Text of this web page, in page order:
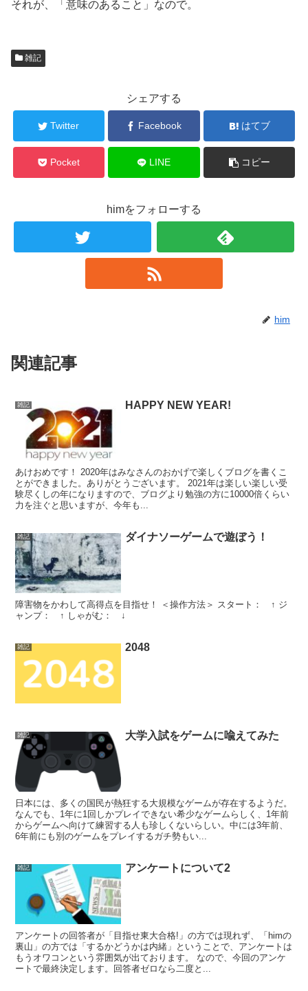
それが、「意味のあること」なので。
雑記
シェアする
Twitter Facebook はてブ
Pocket LINE コピー
himをフォローする
him
関連記事
雑記 HAPPY NEW YEAR!
あけおめです！ 2020年はみなさんのおかげで楽しくブログを書くこ
とができました。ありがとうございます。 2021年は楽しい楽しい受
験尽くしの年になりますので、ブログより勉強の方に10000倍くらい
力を注ぐと思いますが、今年も...
雑記 ダイナソーゲームで遊ぼう！
障害物をかわして高得点を目指せ！ ＜操作方法＞ スタート： ↑ ジ
ャンプ： ↑ しゃがむ： ↓
雑記 2048
雑記 大学入試をゲームに喩えてみた
日本には、多くの国民が熱狂する大規模なゲームが存在するようだ。
なんでも、1年に1回しかプレイできない希少なゲームらしく、1年前
からゲームへ向けて練習する人も珍しくないらしい。中には3年前、
6年前にも別のゲームをプレイするガチ勢もい...
雑記 アンケートについて2
アンケートの回答者が「目指せ東大合格!」の方では現れず、「himの
裏山」の方では「するかどうかは内緒」ということで、アンケートは
もうオワコンという雰囲気が出ております。 なので、今回のアンケ
ートで最終決定します。回答者ゼロなら二度と...